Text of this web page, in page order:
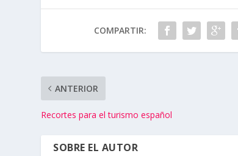
COMPARTIR:
ANTERIOR
Recortes para el turismo español
SOBRE EL AUTOR